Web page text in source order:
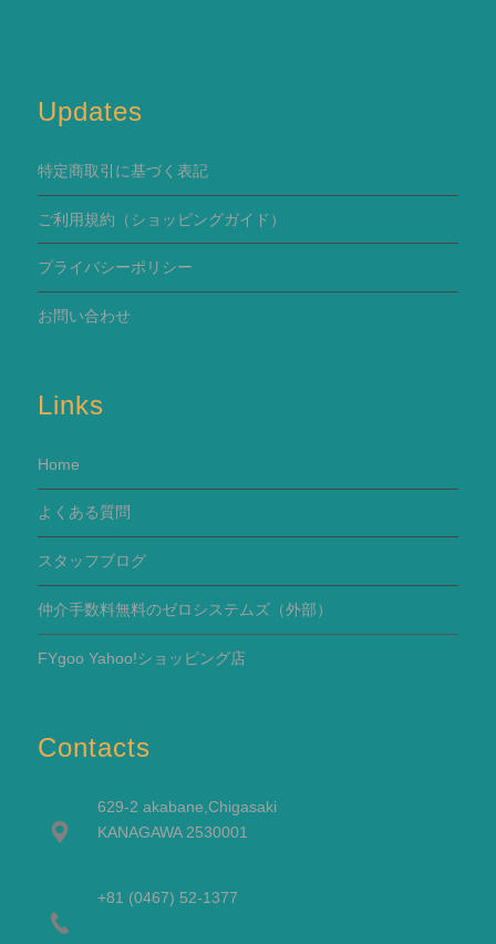
Updates
特定商取引に基づく表記
ご利用規約 （ショッピングガイド）
プライバシーポリシー
お問い合わせ
Links
Home
よくある質問
スタッフブログ
仲介手数料無料のゼロシステムズ（外部）
FYgoo Yahoo!ショッピング店
Contacts
629-2 akabane,Chigasaki
KANAGAWA 2530001
+81 (0467) 52-1377